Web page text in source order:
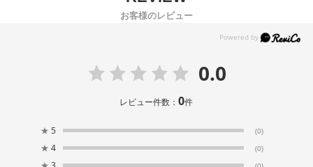
お客様のレビュー
0.0
レビュー件数：0件
★ 5 (0)
★ 4 (0)